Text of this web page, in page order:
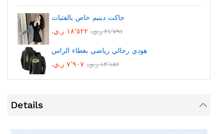
جاكت دينيم خاص بالفتيات
١٨٬٥٢٢ ر.ي.‏
٢١٬٧٩١ ر.ي.‏
هودي رجالي رياضي بغطاء الراس
٧٬٩٠٧ ر.ي.‏
١٣٬١٨٢ ر.ي.‏
Details